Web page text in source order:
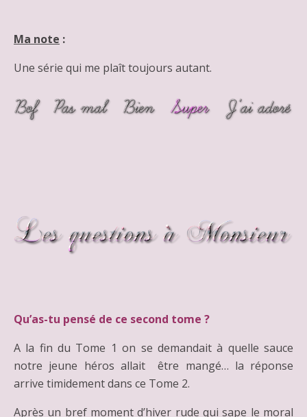
Ma note :
Une série qui me plaît toujours autant.
Qu’as-tu pensé de ce second tome ?
A la fin du Tome 1 on se demandait à quelle sauce
notre jeune héros allait être mangé… la réponse
arrive timidement dans ce Tome 2.
Après un bref moment d’hiver rude qui sape le moral